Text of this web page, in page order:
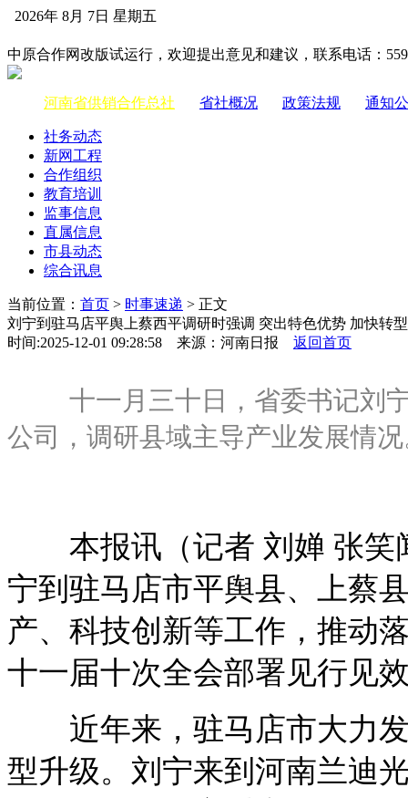
2026年 8月 7日 星期五
中原合作网改版试运行，欢迎提出意见和建议，联系电话：
河南省供销合作总社 省社概况 政策法规 通知
社务动态
新网工程
合作组织
教育培训
监事信息
直属信息
市县动态
综合讯息
当前位置： 首页 > 时事速递 > 正文
刘宁到驻马店平舆上蔡西平调研时强调 突出特色优势 加快转
时间:2025-12-01 09:28:58 来源：河南日报 返回首页
十一月三十日，省委书记刘
公司，调研县域主导产业发展情
本报讯（记者 刘婵 张笑
宁到驻马店市平舆县、上蔡
产、科技创新等工作，推动
十一届十次全会部署见行见
近年来，驻马店市大力发
型升级。刘宁来到河南兰迪